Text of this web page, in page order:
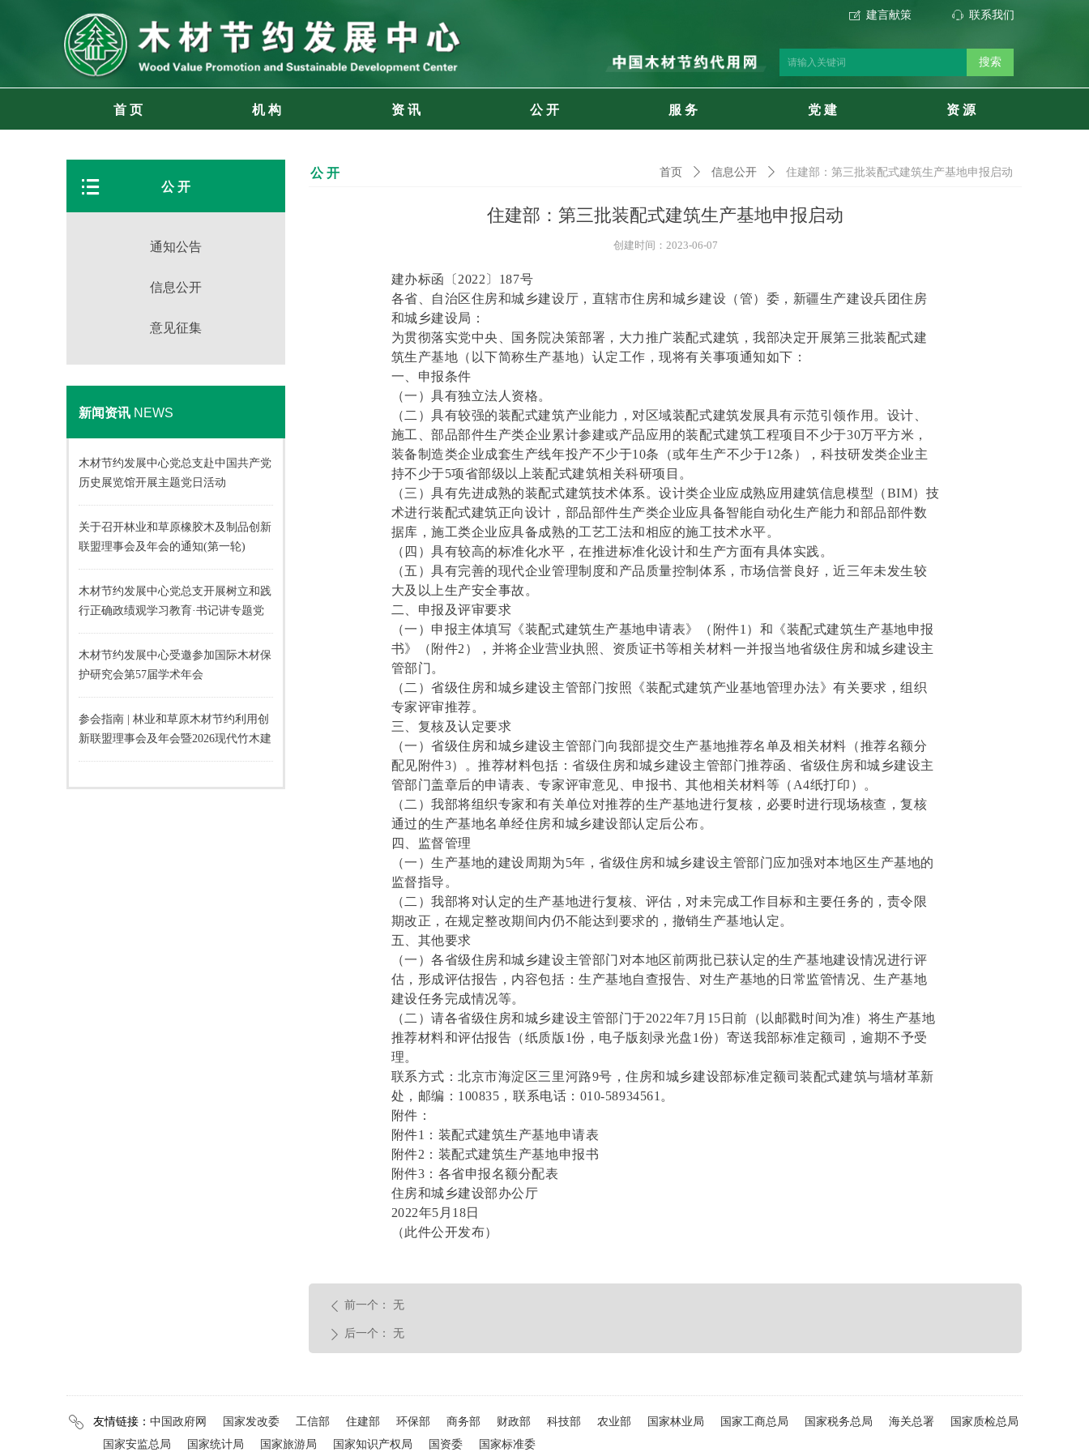
ꂐ 建言献策 ꁱ 联系我们
搜索
首 页 机 构 资 讯 公 开 服 务 党 建 资 源
住建部：第三批装配式建筑生产基地申报启动
建办标函〔2022〕187号
各省、自治区住房和城乡建设厅，直辖市住房和城乡建设（管）委，新疆生产建设兵团住房
和城乡建设局：
为贯彻落实党中央、国务院决策部署，大力推广装配式建筑，我部决定开展第三批装配式建
筑生产基地（以下简称生产基地）认定工作，现将有关事项通知如下：
一、申报条件
（一）具有独立法人资格。
（二）具有较强的装配式建筑产业能力，对区域装配式建筑发展具有示范引领作用。设计、
施工、部品部件生产类企业累计参建或产品应用的装配式建筑工程项目不少于30万平方米，
装备制造类企业成套生产线年投产不少于10条（或年生产不少于12条），科技研发类企业主
持不少于5项省部级以上装配式建筑相关科研项目。
（三）具有先进成熟的装配式建筑技术体系。设计类企业应成熟应用建筑信息模型（BIM）技
术进行装配式建筑正向设计，部品部件生产类企业应具备智能自动化生产能力和部品部件数
据库，施工类企业应具备成熟的工艺工法和相应的施工技术水平。
（四）具有较高的标准化水平，在推进标准化设计和生产方面有具体实践。
（五）具有完善的现代企业管理制度和产品质量控制体系，市场信誉良好，近三年未发生较
大及以上生产安全事故。
二、申报及评审要求
（一）申报主体填写《装配式建筑生产基地申请表》（附件1）和《装配式建筑生产基地申报
书》（附件2），并将企业营业执照、资质证书等相关材料一并报当地省级住房和城乡建设主
管部门。
（二）省级住房和城乡建设主管部门按照《装配式建筑产业基地管理办法》有关要求，组织
专家评审推荐。
三、复核及认定要求
（一）省级住房和城乡建设主管部门向我部提交生产基地推荐名单及相关材料（推荐名额分
配见附件3）。推荐材料包括：省级住房和城乡建设主管部门推荐函、省级住房和城乡建设主
管部门盖章后的申请表、专家评审意见、申报书、其他相关材料等（A4纸打印）。
（二）我部将组织专家和有关单位对推荐的生产基地进行复核，必要时进行现场核查，复核
通过的生产基地名单经住房和城乡建设部认定后公布。
四、监督管理
（一）生产基地的建设周期为5年，省级住房和城乡建设主管部门应加强对本地区生产基地的
监督指导。
（二）我部将对认定的生产基地进行复核、评估，对未完成工作目标和主要任务的，责令限
期改正，在规定整改期间内仍不能达到要求的，撤销生产基地认定。
五、其他要求
（一）各省级住房和城乡建设主管部门对本地区前两批已获认定的生产基地建设情况进行评
估，形成评估报告，内容包括：生产基地自查报告、对生产基地的日常监管情况、生产基地
建设任务完成情况等。
（二）请各省级住房和城乡建设主管部门于2022年7月15日前（以邮戳时间为准）将生产基地
推荐材料和评估报告（纸质版1份，电子版刻录光盘1份）寄送我部标准定额司，逾期不予受
理。
联系方式：北京市海淀区三里河路9号，住房和城乡建设部标准定额司装配式建筑与墙材革新
处，邮编：100835，联系电话：010-58934561。
附件：
附件1：装配式建筑生产基地申请表
附件2：装配式建筑生产基地申报书
附件3：各省申报名额分配表
住房和城乡建设部办公厅
2022年5月18日
（此件公开发布）
公 开 首页 ꄲ 信息公开 ꄲ 住建部：第三批装配式建筑生产基地申报启动
创建时间： 2023-06-07
ꄴ 前一个： 无
ꄲ 后一个： 无
友情链接： 中国政府网 国家发改委 工信部 住建部 环保部 商务部 财政部 科技部 农业部 国家林业局 国家工商总局 国家税务总局 海关总署
国家质检总局
国家安监总局
国家统计局 国家旅游局 国家知识产权局 国资委 国家标准委
ꁓ
新闻资讯 NEWS
木材节约发展中心党总支赴中国共产党
历史展览馆开展主题党日活动
关于召开林业和草原橡胶木及制品创新
联盟理事会及年会的通知(第一轮)
木材节约发展中心党总支开展树立和践
行正确政绩观学习教育·书记讲专题党
课活动
木材节约发展中心受邀参加国际木材保
护研究会第57届学术年会
参会指南 | 林业和草原木材节约利用创
新联盟理事会及年会暨2026现代竹木建
材应用推广交流会即将召开！
公 开
뀑
通知公告
信息公开
意见征集